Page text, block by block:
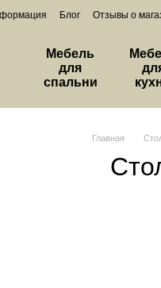
Блог Отзывы о
Мебель
для
спальни
Главная